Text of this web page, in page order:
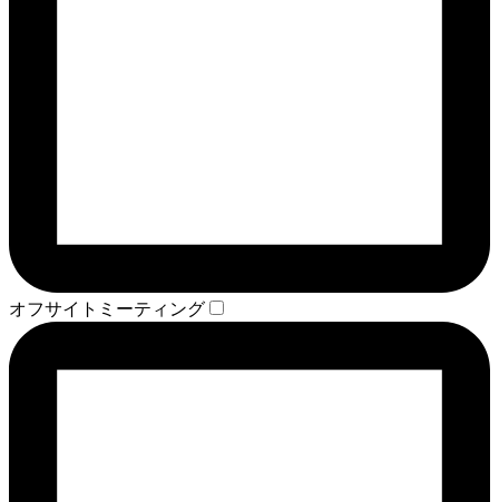
オフサイトミーティング